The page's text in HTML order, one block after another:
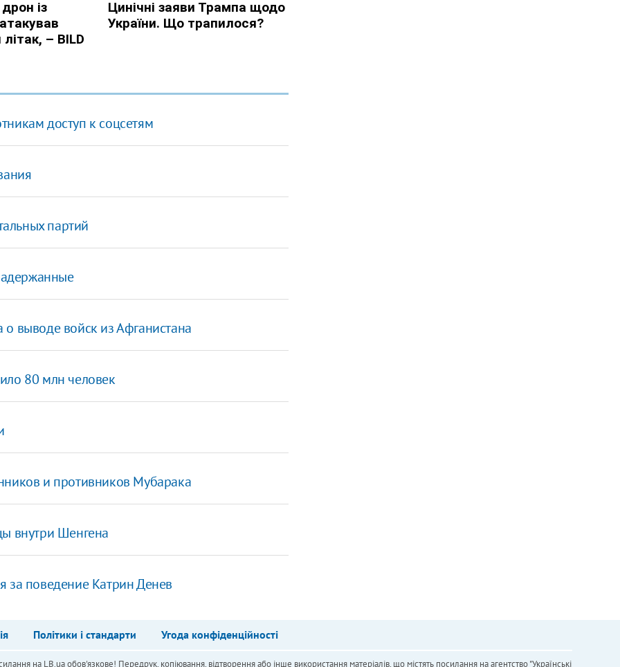
доступ к соцсетям
партий
выводе войск из Афганистана
80 млн человек
и противников Мубарака
внутри Шенгена
за поведение Катрин Денев
Політики і стандарти Угода конфіденційності
на LB.ua обов'язкове! Передрук, копіювання, відтворення або інше використання матеріалів, що містять посилання на агентство "Українськi